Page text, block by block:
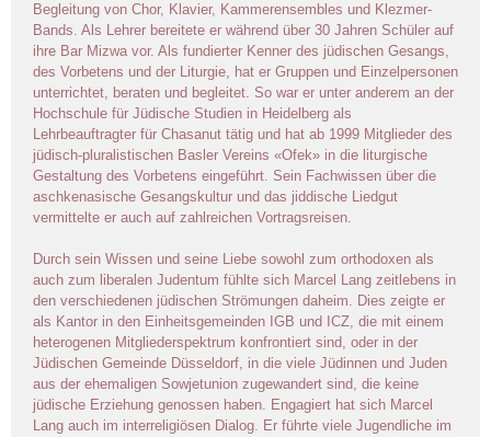
Begleitung von Chor, Klavier, Kammerensembles und Klezmer-
Bands. Als Lehrer bereitete er während über 30 Jahren Schüler auf
ihre Bar Mizwa vor. Als fundierter Kenner des jüdischen Gesangs,
des Vorbetens und der Liturgie, hat er Gruppen und Einzelpersonen
unterrichtet, beraten und begleitet. So war er unter anderem an der
Hochschule für Jüdische Studien in Heidelberg als
Lehrbeauftragter für Chasanut tätig und hat ab 1999 Mitglieder des
jüdisch-pluralistischen Basler Vereins «Ofek» in die liturgische
Gestaltung des Vorbetens eingeführt. Sein Fachwissen über die
aschkenasische Gesangskultur und das jiddische Liedgut
vermittelte er auch auf zahlreichen Vortragsreisen.
Durch sein Wissen und seine Liebe sowohl zum orthodoxen als
auch zum liberalen Judentum fühlte sich Marcel Lang zeitlebens in
den verschiedenen jüdischen Strömungen daheim. Dies zeigte er
als Kantor in den Einheitsgemeinden IGB und ICZ, die mit einem
heterogenen Mitgliederspektrum konfrontiert sind, oder in der
Jüdischen Gemeinde Düsseldorf, in die viele Jüdinnen und Juden
aus der ehemaligen Sowjetunion zugewandert sind, die keine
jüdische Erziehung genossen haben. Engagiert hat sich Marcel
Lang auch im interreligiösen Dialog. Er führte viele Jugendliche im